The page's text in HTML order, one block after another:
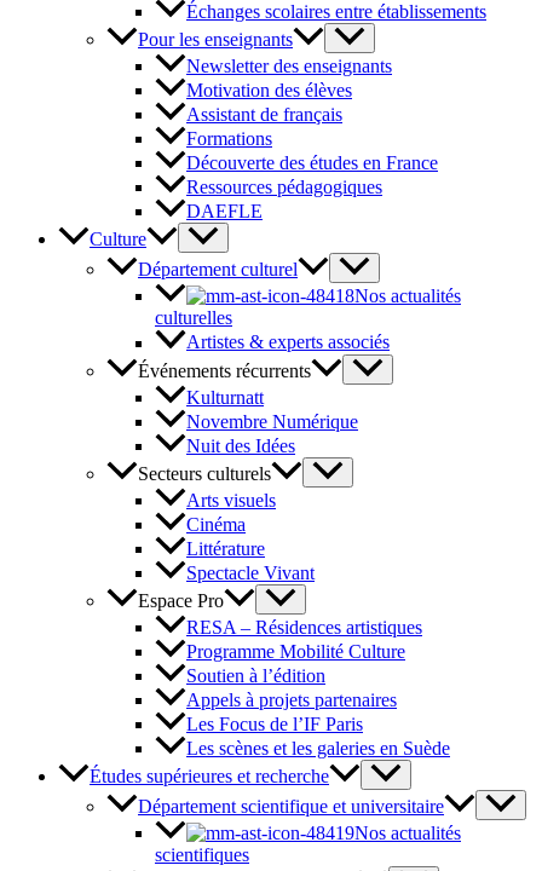
Échanges scolaires entre établissements
Pour les enseignants
Newsletter des enseignants
Motivation des élèves
Assistant de français
Formations
Découverte des études en France
Ressources pédagogiques
DAEFLE
Culture
Département culturel
Nos actualités
culturelles
Artistes & experts associés
Événements récurrents
Kulturnatt
Novembre Numérique
Nuit des Idées
Secteurs culturels
Arts visuels
Cinéma
Littérature
Spectacle Vivant
Espace Pro
RESA – Résidences artistiques
Programme Mobilité Culture
Soutien à l’édition
Appels à projets partenaires
Les Focus de l’IF Paris
Les scènes et les galeries en Suède
Études supérieures et recherche
Département scientifique et universitaire
Nos actualités
scientifiques